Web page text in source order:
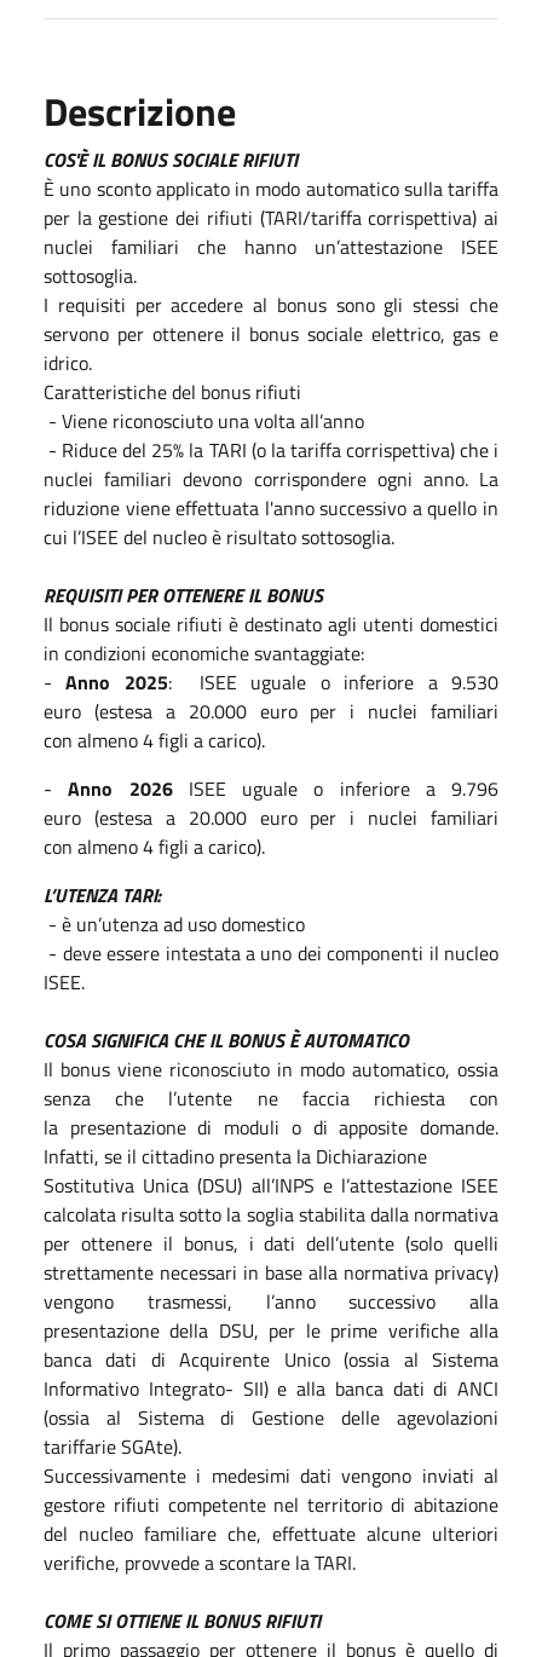
Descrizione
COS'È IL BONUS SOCIALE RIFIUTI
È uno sconto applicato in modo automatico sulla tariffa
per la gestione dei rifiuti (TARI/tariffa corrispettiva) ai
nuclei familiari che hanno un’attestazione ISEE
sottosoglia.
I requisiti per accedere al bonus sono gli stessi che
servono per ottenere il bonus sociale elettrico, gas e
idrico.
Caratteristiche del bonus rifiuti
- Viene riconosciuto una volta all’anno
- Riduce del 25% la TARI (o la tariffa corrispettiva) che i
nuclei familiari devono corrispondere ogni anno. La
riduzione viene effettuata l'anno successivo a quello in
cui l’ISEE del nucleo è risultato sottosoglia.
REQUISITI PER OTTENERE IL BONUS
Il bonus sociale rifiuti è destinato agli utenti domestici
in condizioni economiche svantaggiate:
-Anno 2025: ISEE uguale o inferiore a 9.530
euro (estesa a 20.000 euro per i nuclei familiari
con almeno 4 figli a carico).
- Anno 2026ISEE uguale o inferiore a 9.796
euro (estesa a 20.000 euro per i nuclei familiari
con almeno 4 figli a carico).
L’UTENZA TARI:
- è un’utenza ad uso domestico
- deve essere intestata a uno dei componenti il nucleo
ISEE.
COSA SIGNIFICA CHE IL BONUS È AUTOMATICO
Il bonus viene riconosciuto in modo automatico, ossia
senza che l’utente ne faccia richiesta con
la presentazione di moduli o di apposite domande.
Infatti, se il cittadino presenta la Dichiarazione
Sostitutiva Unica (DSU) all’INPS e l’attestazione ISEE
calcolata risulta sotto la soglia stabilita dalla normativa
per ottenere il bonus, i dati dell’utente (solo quelli
strettamente necessari in base alla normativa privacy)
vengono trasmessi, l’anno successivo alla
presentazione della DSU, per le prime verifiche alla
banca dati di Acquirente Unico (ossia al Sistema
Informativo Integrato- SII) e alla banca dati di ANCI
(ossia al Sistema di Gestione delle agevolazioni
tariffarie SGAte).
Successivamente i medesimi dati vengono inviati al
gestore rifiuti competente nel territorio di abitazione
del nucleo familiare che, effettuate alcune ulteriori
verifiche, provvede a scontare la TARI.
COME SI OTTIENE IL BONUS RIFIUTI
Il primo passaggio per ottenere il bonus è quello di